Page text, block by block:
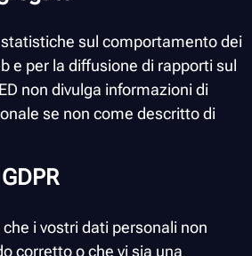
sul comportamento dei
e per la diffusione di rapporti sul
non divulga informazioni di
se non come descritto di
i vostri dati personali non
corretto o che vi sia una